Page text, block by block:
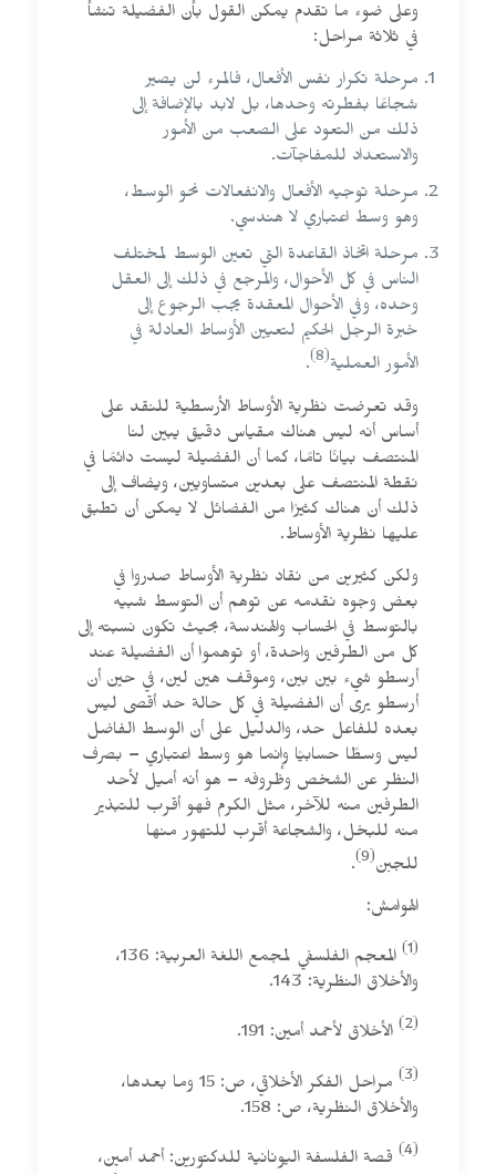
وعلى ضوء ما تقدم يمكن القول بأن الفضيلة تنشأ
في ثلاثة مراحل:
مرحلة تكرار نفس الأفعال، فالمرء لن يصير
شجاعًا بفطرته وحدها، بل لابد بالإضافة إلى
ذلك من التعود على الصعب من الأمور
والاستعداد للمفاجآت.
مرحلة توجيه الأفعال والانفعالات نحو الوسط،
وهو وسط اعتباري لا هندسي.
مرحلة اتخاذ القاعدة التي تعين الوسط لمختلف
الناس في كل الأحوال، والمرجع في ذلك إلى العقل
وحده، وفي الأحوال المعقدة يجب الرجوع إلى
خبرة الرجل الحكيم لتعيين الأوساط العادلة في
الأمور العملية(8)
.
وقد تعرضت نظرية الأوساط الأرسطية للنقد على
أساس أنه ليس هناك مقياس دقيق يبين لنا
المنتصف بيانًا تامًا، كما أن الفضيلة ليست دائمًا في
نقطة المنتصف على بعدين متساويين، ويضاف إلى
ذلك أن هناك كثيرًا من الفضائل لا يمكن أن تطبق
عليها نظرية الأوساط.
ولكن كثيرين من نقاد نظرية الأوساط صدروا في
بعض وجوه نقدمه عن توهم أن التوسط شبيه
بالتوسط في الحساب والهندسة، بحيث تكون نسبته إلى
كل من الطرفين واحدة، أو توهموا أن الفضيلة عند
أرسطو شيء بين بين، وموقف هين لين، في حين أن
أرسطو يرى أن الفضيلة في كل حالة حد أقصى ليس
بعده للفاعل حد، والدليل على أن الوسط الفاضل
ليس وسطًا حسابيًا وإنما هو وسط اعتباري – بصرف
النظر عن الشخص وظروفه – هو أنه أميل لأحد
الطرفين منه للآخر، مثل الكرم فهو أقرب للتبذير
منه للبخل، والشجاعة أقرب للتهور منها
للجبن(9)
.
الهوامش:
(1)
المعجم الفلسفي لمجمع اللغة العربية: 136،
والأخلاق النظرية: 143.
(2) الأخلاق لأحمد أمين: 191.
(3)
مراحل الفكر الأخلاقي، ص: 15 وما بعدها،
والأخلاق النظرية، ص: 158.
(4)
قصة الفلسفة اليونانية للدكتورين: أحمد أمين،